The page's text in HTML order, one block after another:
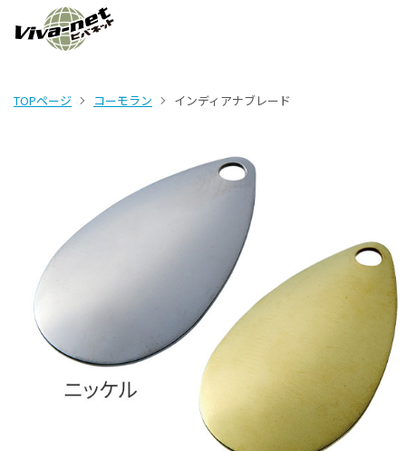
TOPページ コーモラン インディアナブレード